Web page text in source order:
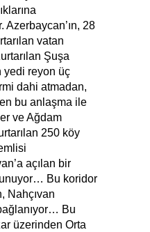
Azerbaycan’ın, 28
vatan
Şuşa
yedi reyon üç
dahi atmadan,
bu anlaşma ile
ve Ağdam
250 köy
açılan bir
Bu koridor
Nahçıvan
Bu
üzerinden Orta